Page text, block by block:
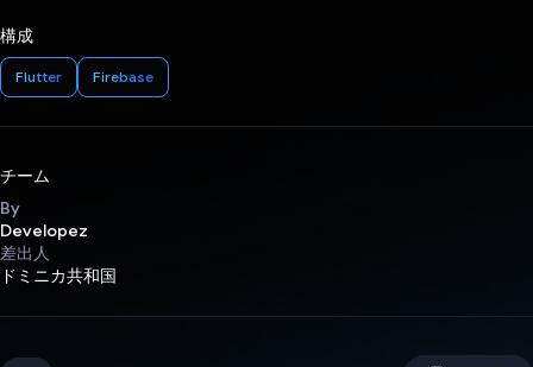
構成
Flutter Firebase
チーム
By
Developez
差出人
ドミニカ共和国